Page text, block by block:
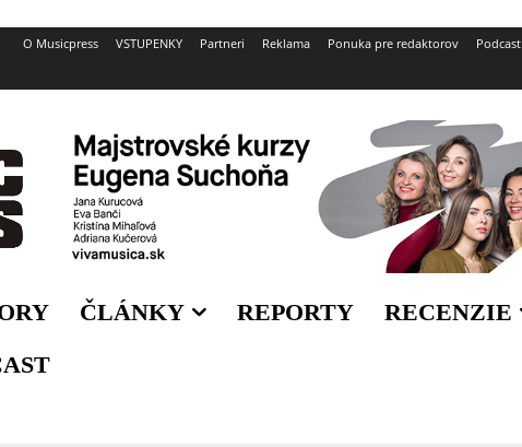
O Musicpress VSTUPENKY Partneri Reklama Ponuka pre redaktorov Podcast
ČLÁNKY REPORTY RECENZIE